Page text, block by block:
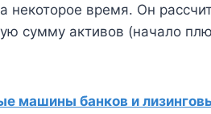
некоторое время. Он
сумму активов (начало
машины банков и